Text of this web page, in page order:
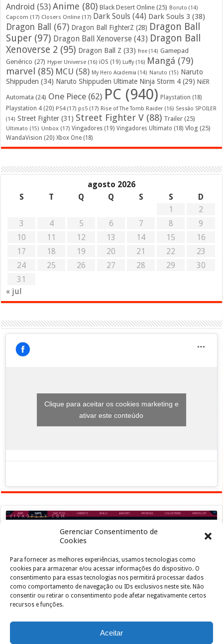
Gerenciar Consentimento de
Cookies
Para fornecer as melhores experiências, usamos tecnologias como
cookies para armazenar e/ou acessar informações do dispositivo. O
consentimento para essas tecnologias nos permitirá processar dados
como comportamento de navegação ou IDs exclusivos neste site. Não
consentir ou retirar o consentimento pode afetar negativamente certos
recursos e funções.
Aceitar
Android (53) Anime (80) Black Desert Online (25) Boruto (14)
Capcom (17) Closers Online (17) Dark Souls (44) Dark Souls 3 (38)
Dragon Ball (67) Dragon Ball FighterZ (28) Dragon Ball
Super (97) Dragon Ball Xenoverse (43) Dragon Ball
Xenoverse 2 (95) Dragon Ball Z (33) free (14) Gamepad
Genérico (27) Hyper Universe (16) iOS (19) Luffy(16) Mangá (79)
marvel (85) MCU (58) My Hero Academia (14) Naruto (15) Naruto
Shippuden (34) Naruto Shippuden Ultimate Ninja Storm 4 (29) NiER
Automata (24) One Piece (62) PC (940) Playstation (18)
Playstation 4 (20) PS4(17) ps5 (17) Rise of The Tomb Raider (16) Sessão SPOILER
(14) Street Fighter (31) Street Fighter V (88) Trailer (25)
Ultimato (15) Unbox (17) Vingadores (19) Vingadores Ultimato (18) Vlog (25)
WandaVision (20) Xbox One (18)
agosto 2026
S
T Q Q S S
D
1
2
3
4 5 6 7 8
9
10
11 12 13 14 15
16
17
18 19 20 21 22
23
24
25 26 27 28 29
30
31
« jul
Clique para aceitar os cookies marketing e
ativar este conteúdo
Clique para aceitar os cookies marketing e
ativar este conteúdo